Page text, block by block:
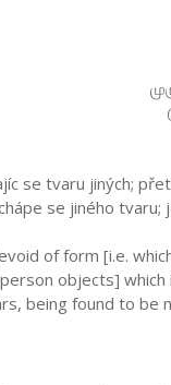
se tvaru jiných;
se jiného tvaru;
of form [i.e.
objects]
being found to be